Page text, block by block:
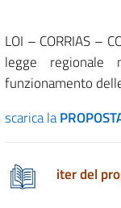
LOI – CORRIAS –
legge
funzionamento
scarica la
iter del